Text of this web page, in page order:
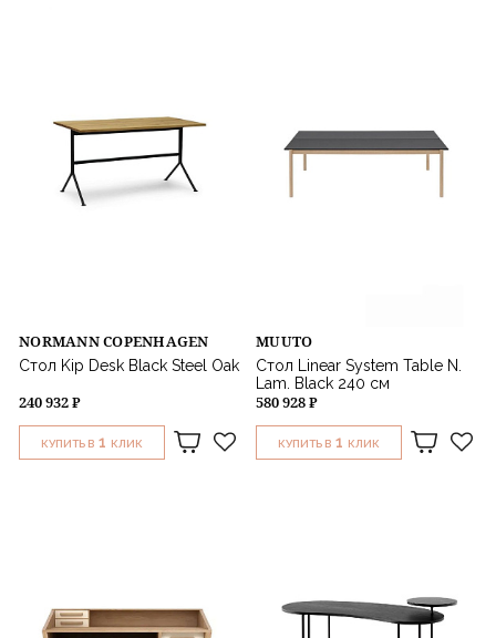
NORMANN COPENHAGEN
Стол Kip Desk Black Steel Oak
240 932 ₽
КУПИТЬ В 1 КЛИК
MUUTO
Стол Linear System Table N.
Lam. Black 240 см
580 928 ₽
КУПИТЬ В 1 КЛИК